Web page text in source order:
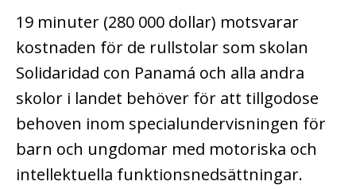
19 minuter (280 000 dollar) motsvarar
kostnaden för de rullstolar som skolan
Solidaridad con Panamá och alla andra
skolor i landet behöver för att tillgodose
behoven inom specialundervisningen för
barn och ungdomar med motoriska och
intellektuella funktionsnedsättningar.